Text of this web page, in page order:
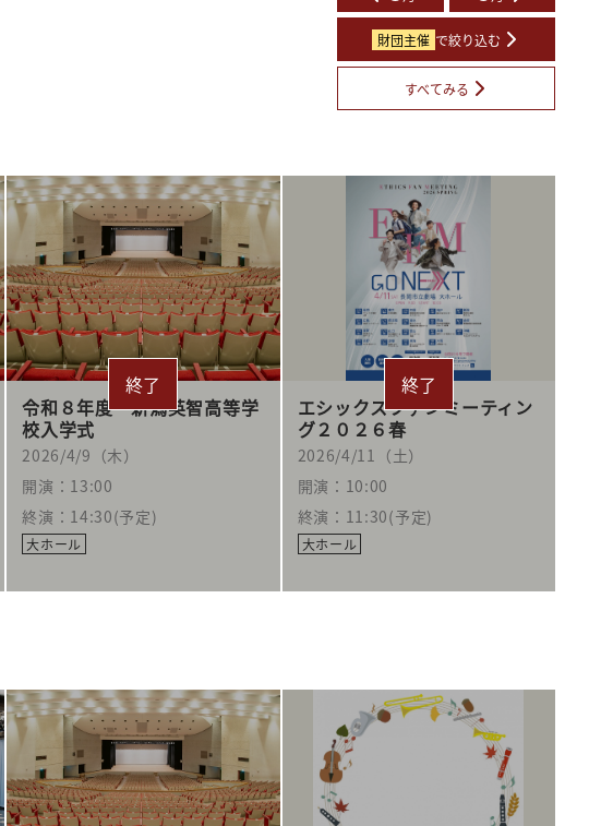
財団主催 で絞り込む
すべてみる
令和８年度 新潟英智高等学
校入学式
2026/4/9（木）
開演：13:00
終演：14:30(予定)
大ホール
エシックスファンミーティン
グ２０２６春
2026/4/11（土）
開演：10:00
終演：11:30(予定)
大ホール